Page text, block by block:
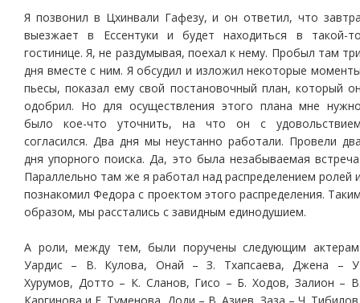
Я позвонил в Цхинвали Гафезу, и он ответил, что
выезжает в Ессентуки и будет находиться в такой-
гостинице. Я, не раздумывая, поехал к нему. Пробыл там
дня вместе с ним. Я обсудил и изложил некоторые
пьесы, показал ему свой постановочный план, который
одобрил. Но для осуществления этого плана мне
было кое-что уточнить, на что он с
согласился. Два дня мы неустанно работали. Провели
дня упорного поиска. Да, это была незабываемая
Параллельно там же я работал над распределением ролей
познакомил Федора с проектом этого распределения.
образом, мы расстались с завидным единодушием.
А роли, между тем, были поручены следующим
Уардис – В. Кулова, Онай – З. Тхапсаева, Джена –
Хурумов, Дотто – К. Сланов, Гисо – Б. Ходов, Залион –